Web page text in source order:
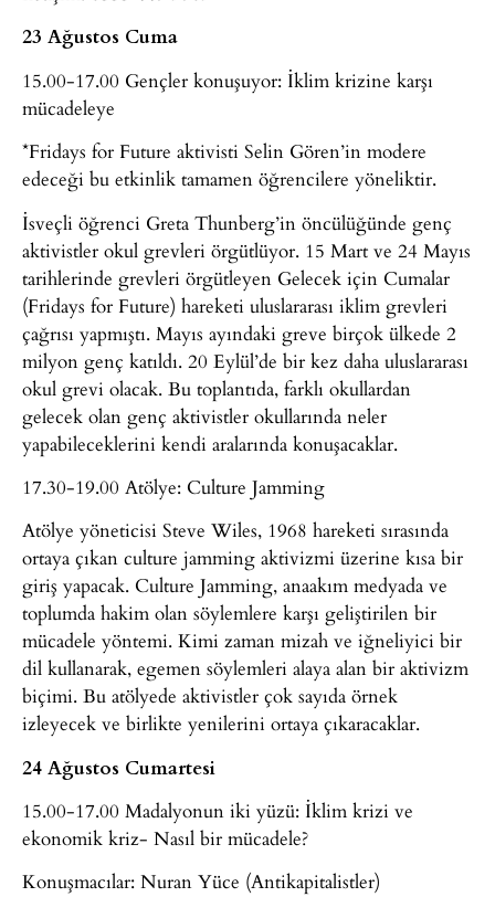
‪23 Ağustos Cuma‬
‪15.00-17.00 Gençler konuşuyor: İklim krizine karşı
mücadeleye
*Fridays for Future aktivisti Selin Gören’in modere
edeceği bu etkinlik tamamen öğrencilere yöneliktir.
İsveçli öğrenci Greta Thunberg’in öncülüğünde genç
aktivistler okul grevleri örgütlüyor. 15 Mart ve 24 Mayıs
tarihlerinde grevleri örgütleyen Gelecek için Cumalar
(Fridays for Future) hareketi uluslararası iklim grevleri
çağrısı yapmıştı. Mayıs ayındaki greve birçok ülkede 2
milyon genç katıldı. 20 Eylül’de bir kez daha uluslararası
okul grevi olacak. Bu toplantıda, farklı okullardan
gelecek olan genç aktivistler okullarında neler
yapabileceklerini kendi aralarında konuşacaklar.
17.30-19.00 Atölye: Culture Jamming
Atölye yöneticisi Steve Wiles, 1968 hareketi sırasında
ortaya çıkan culture jamming aktivizmi üzerine kısa bir
giriş yapacak. Culture Jamming, anaakım medyada ve
toplumda hakim olan söylemlere karşı geliştirilen bir
mücadele yöntemi. Kimi zaman mizah ve iğneliyici bir
dil kullanarak, egemen söylemleri alaya alan bir aktivizm
biçimi. Bu atölyede aktivistler çok sayıda örnek
izleyecek ve birlikte yenilerini ortaya çıkaracaklar.
24 Ağustos Cumartesi
15.00-17.00 Madalyonun iki yüzü: İklim krizi ve
ekonomik kriz- Nasıl bir mücadele?
Konuşmacılar: Nuran Yüce (Antikapitalistler)